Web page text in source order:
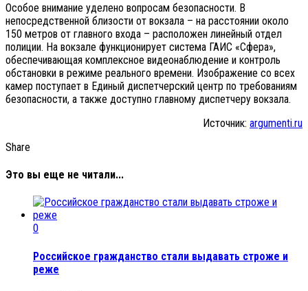
Особое внимание уделено вопросам безопасности. В
непосредственной близости от вокзала – на расстоянии около
150 метров от главного входа – расположен линейный отдел
полиции. На вокзале функционирует система ГАИС «Сфера»,
обеспечивающая комплексное видеонаблюдение и контроль
обстановки в режиме реального времени. Изображение со всех
камер поступает в Единый диспетчерский центр по требованиям
безопасности, а также доступно главному диспетчеру вокзала.
Источник: argumenti.ru
Share
Это вы еще не читали...
0
Российское гражданство стали выдавать строже и
реже